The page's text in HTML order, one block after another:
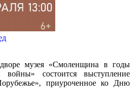
музея «Смоленщина в годы
войны» состоится выступление
приуроченное ко Дню